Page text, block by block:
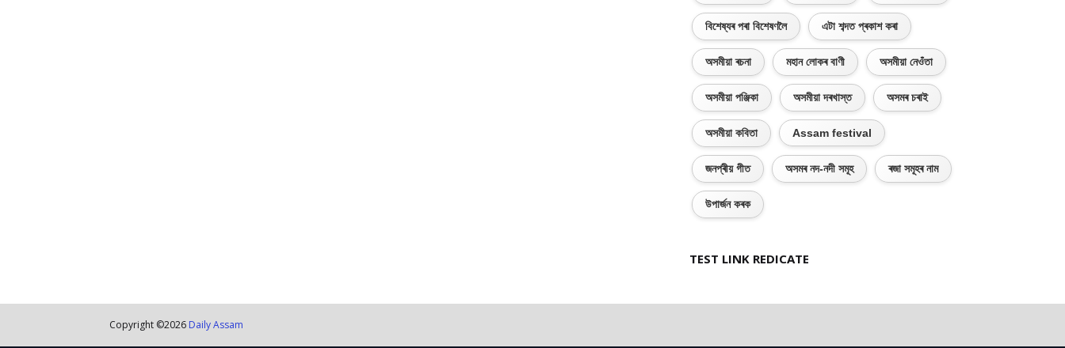
বিশেষ্যৰ পৰা বিশেষণলৈ এটা শব্দত প্ৰকাশ কৰা
অসমীয়া ৰচনা মহান লোকৰ বাণী অসমীয়া নেওঁতা
অসমীয়া পঞ্জিকা অসমীয়া দৰখাস্ত অসমৰ চৰাই
অসমীয়া কবিতা Assam festival
জনপ্ৰীয় গীত অসমৰ নদ-নদী সমূহ ৰজা সমূহৰ নাম
উপাৰ্জন কৰক
TEST LINK REDICATE
Copyright ©2026 Daily Assam